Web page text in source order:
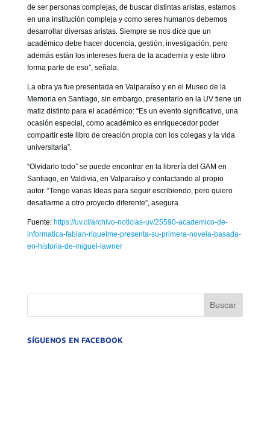
de ser personas complejas, de buscar distintas aristas, estamos
en una institución compleja y como seres humanos debemos
desarrollar diversas aristas. Siempre se nos dice que un
académico debe hacer docencia, gestión, investigación, pero
además están los intereses fuera de la academia y este libro
forma parte de eso”, señala.
La obra ya fue presentada en Valparaíso y en el Museo de la
Memoria en Santiago, sin embargo, presentarlo en la UV tiene un
matiz distinto para el académico: “Es un evento significativo, una
ocasión especial, como académico es enriquecedor poder
compartir este libro de creación propia con los colegas y la vida
universitaria”.
“Olvidarlo todo” se puede encontrar en la librería del GAM en
Santiago, en Valdivia, en Valparaíso y contactando al propio
autor. “Tengo varias Ideas para seguir escribiendo, pero quiero
desafiarme a otro proyecto diferente”, asegura.
Fuente: https://uv.cl/archivo-noticias-uv/25590-academico-de-
informatica-fabian-riquelme-presenta-su-primera-novela-basada-
en-historia-de-miguel-lawner
SÍGUENOS EN FACEBOOK